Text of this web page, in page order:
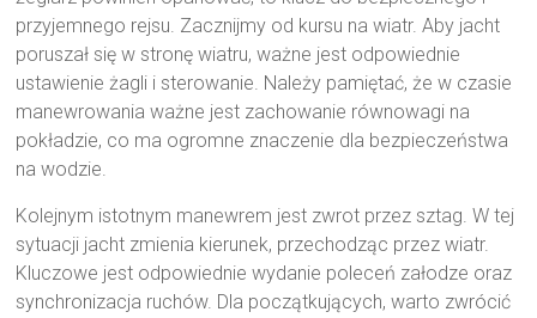
przyjemnego rejsu. Zacznijmy od kursu na wiatr. Aby jacht
poruszał się w stronę wiatru, ważne jest odpowiednie
ustawienie żagli i sterowanie. Należy pamiętać, że w czasie
manewrowania ważne jest zachowanie równowagi na
pokładzie, co ma ogromne znaczenie dla bezpieczeństwa
na wodzie.
Kolejnym istotnym manewrem jest zwrot przez sztag. W tej
sytuacji jacht zmienia kierunek, przechodząc przez wiatr.
Kluczowe jest odpowiednie wydanie poleceń załodze oraz
synchronizacja ruchów. Dla początkujących, warto zwrócić